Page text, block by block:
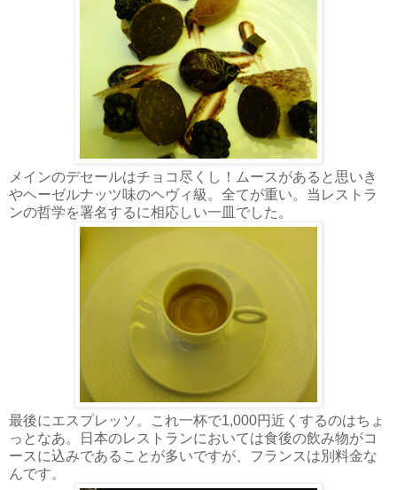
メインのデセールはチョコ尽くし！ムースがあると思いき
やヘーゼルナッツ味のヘヴィ級。全てが重い。当レストラ
ンの哲学を署名するに相応しい一皿でした。
最後にエスプレッソ。これ一杯で1,000円近くするのはちょ
っとなあ。日本のレストランにおいては食後の飲み物がコ
ースに込みであることが多いですが、フランスは別料金な
んです。